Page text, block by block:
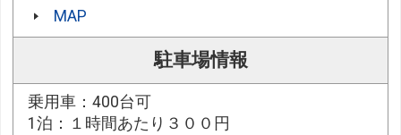
MAP
駐車場情報
乗用車：400台可
1泊：１時間あたり３００円